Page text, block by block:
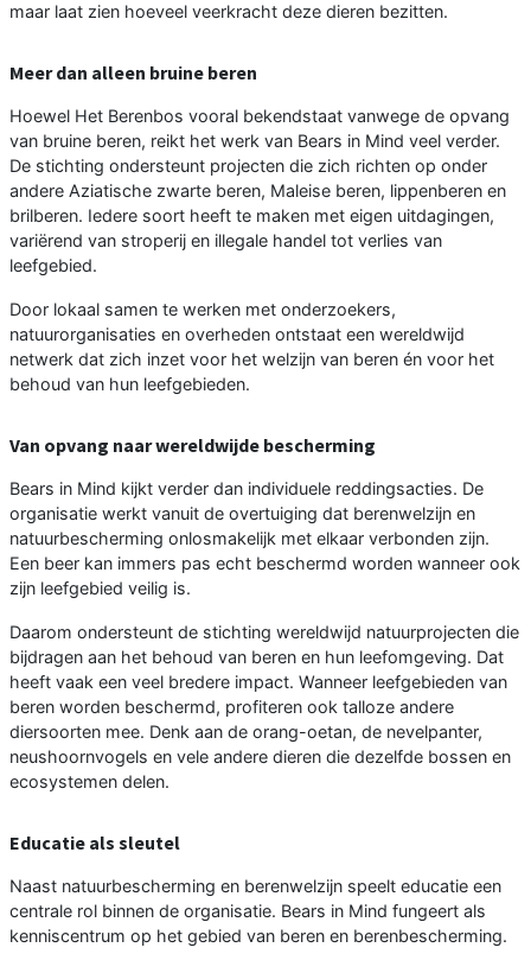
maar laat zien hoeveel veerkracht deze dieren bezitten.
Meer dan alleen bruine beren
Hoewel Het Berenbos vooral bekendstaat vanwege de opvang
van bruine beren, reikt het werk van Bears in Mind veel verder.
De stichting ondersteunt projecten die zich richten op onder
andere Aziatische zwarte beren, Maleise beren, lippenberen en
brilberen. Iedere soort heeft te maken met eigen uitdagingen,
variërend van stroperij en illegale handel tot verlies van
leefgebied.
Door lokaal samen te werken met onderzoekers,
natuurorganisaties en overheden ontstaat een wereldwijd
netwerk dat zich inzet voor het welzijn van beren én voor het
behoud van hun leefgebieden.
Van opvang naar wereldwijde bescherming
Bears in Mind kijkt verder dan individuele reddingsacties. De
organisatie werkt vanuit de overtuiging dat berenwelzijn en
natuurbescherming onlosmakelijk met elkaar verbonden zijn.
Een beer kan immers pas echt beschermd worden wanneer ook
zijn leefgebied veilig is.
Daarom ondersteunt de stichting wereldwijd natuurprojecten die
bijdragen aan het behoud van beren en hun leefomgeving. Dat
heeft vaak een veel bredere impact. Wanneer leefgebieden van
beren worden beschermd, profiteren ook talloze andere
diersoorten mee. Denk aan de orang-oetan, de nevelpanter,
neushoornvogels en vele andere dieren die dezelfde bossen en
ecosystemen delen.
Educatie als sleutel
Naast natuurbescherming en berenwelzijn speelt educatie een
centrale rol binnen de organisatie. Bears in Mind fungeert als
kenniscentrum op het gebied van beren en berenbescherming.